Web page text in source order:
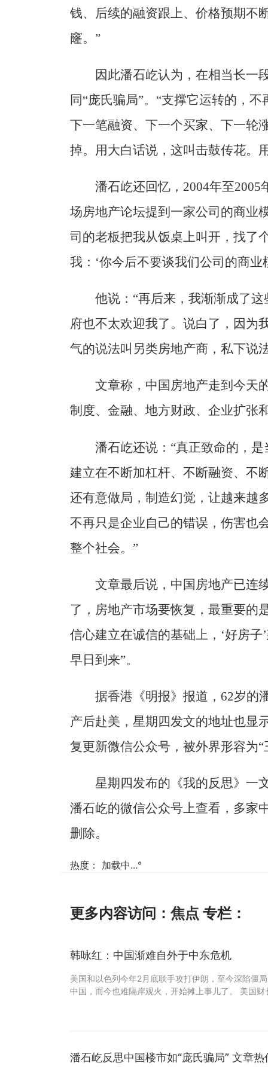
钱、后续的融资跟上、价格预期不
窿。”
因此潘石屹认为，在相当长一
同“庞氏骗局”。“支撑它运转的，
下一笔融资、下一个买家、下一轮
掉。用大白话说，这叫击鼓传花。
潘石屹还回忆，2004年至
场房地产论坛提到一家公司的商业
司的老板把我从饭桌上叫开，找了
我：‘你今后不要谈我们公司的商业
他说：“再后来，我渐渐成了
府也不太欢迎我了。说白了，因为
气的说法叫另类房地产商，私下说
文章称，中国房地产走到今天
制度、金融、地方财政、企业扩张
潘石屹还说：“真正致命的，
建立在不断加杠杆、不断融资、不
还有意做局，制造幻觉，让越来越
不再只是企业自己的错误，伤害也
整个社会。”
文章最后说，中国房地产已连
了，房地产市场要恢复，最重要的
信心建立在诚信的基础上，‘好房
早日到来”。
据香港《明报》报道，62岁的
产后赴美，星期四发文的地址也显
复更新微信公众号，被外界形容为“
星期四发布的《我的反思》一
潘石屹的微信公众号上查看，多家
删除。
热度： 加载中...°
更多内容访问： 焦点 专栏：
韩咏红：中国渐难自外于中东危机
美国和以色列今年2月底联手攻打伊朗，至今深陷僵
中国，而今也难隔岸观火，开始摊上事儿了。 美国
潘石屹反思中国楼市如“庞氏骗局” 文章